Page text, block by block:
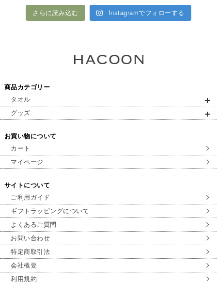
さらに読み込む Instagramでフォローする
商品カテゴリー
タオル
グッズ
お買い物について
カート
マイページ
サイトについて
ご利用ガイド
ギフトラッピングについて
よくあるご質問
お問い合わせ
特定商取引法
会社概要
利用規約